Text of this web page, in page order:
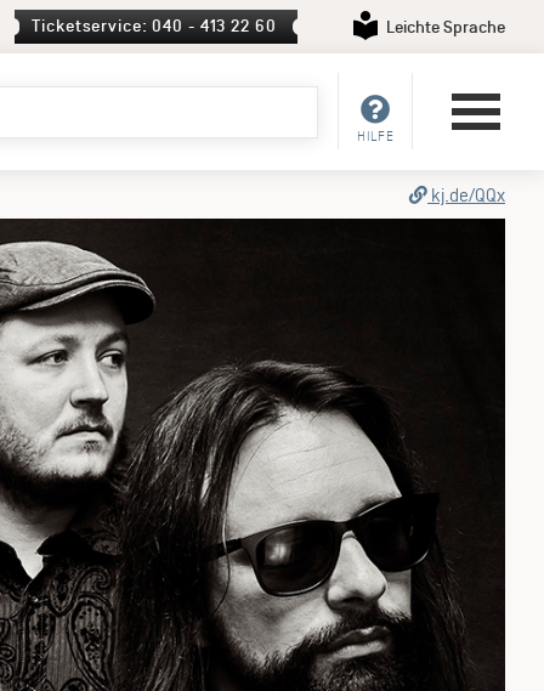
Ticketservice: 040 - 413 22 60 Leichte Sprache
HILFE
kj.de/QQx